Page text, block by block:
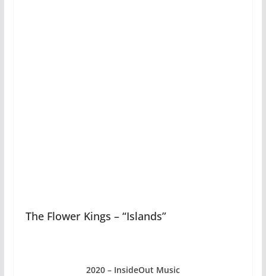
The Flower Kings – “Islands”
2020 – InsideOut Music